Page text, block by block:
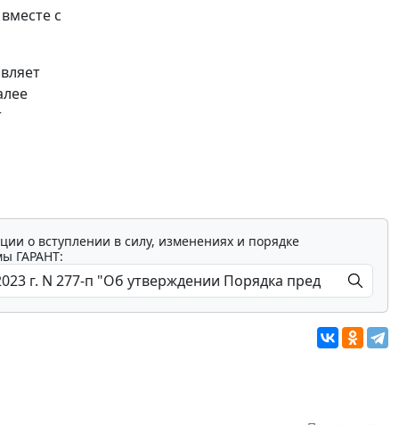
с
о вступлении в силу, изменениях и порядке
ГАРАНТ: